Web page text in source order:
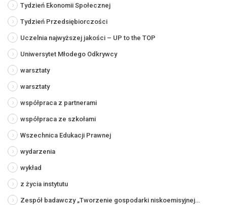
Tydzień Ekonomii Społecznej
Tydzień Przedsiębiorczości
Uczelnia najwyższej jakości – UP to the TOP
Uniwersytet Młodego Odkrywcy
warsztaty
warsztaty
współpraca z partnerami
współpraca ze szkołami
Wszechnica Edukacji Prawnej
wydarzenia
wykład
z życia instytutu
Zespół badawczy „Tworzenie gospodarki niskoemisyjnej…